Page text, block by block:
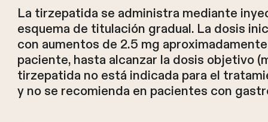
La tirzepatida se administra mediante
esquema de titulación gradual. La dosis
con aumentos de 2.5 mg
paciente, hasta alcanzar la dosis objetivo
tirzepatida no está indicada para el
y no se recomienda en pacientes con